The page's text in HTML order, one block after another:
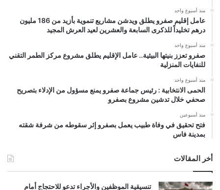
منذ أسبوع واحد
عامل إقليم صفرو يطلق ويدشن مشاريع تنموية بأزيد من 186 مليون
درهم تخليداً للذكرى السابعة والعشرين لعيد العرش المجيد
منذ أسبوع واحد
صفرو تعزز بنيتها البيئية.. عامل الإقليم يطلق مشروع مركز الطمر التقني
للنفايات المنزلية
منذ أسبوع واحد
الحمى الانتخابية : رئيس جماعة صفرو يمنع مسؤول من الإدلاء بتصريح
صحفي خلال تدشين مشروع بصفرو
منذ أسبوعين
فتح تحقيق في وفاة طبيب يعمل بصفرو إثر سقوطه من شرفة شقته
بمدينة فاس
أخر المقالات
تنسيقية الموظفين والأجراء تدعو للاحتجاج أمام